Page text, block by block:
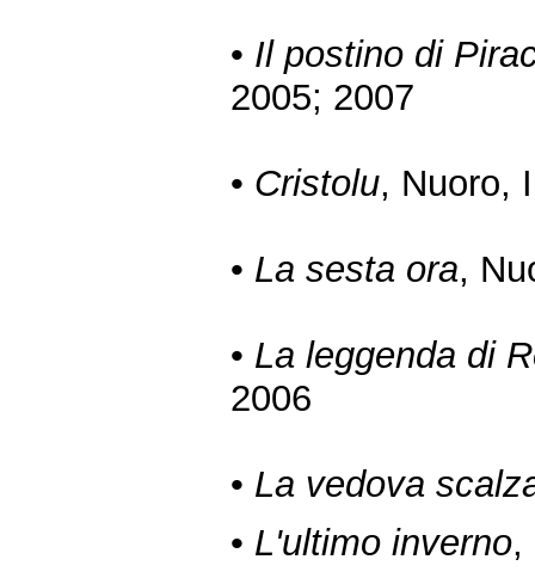
• Il postino di
2005; 2007
• Cristolu, Nuoro,
• La sesta ora,
• La leggenda di
2006
• La vedova
• L'ultimo inverno,